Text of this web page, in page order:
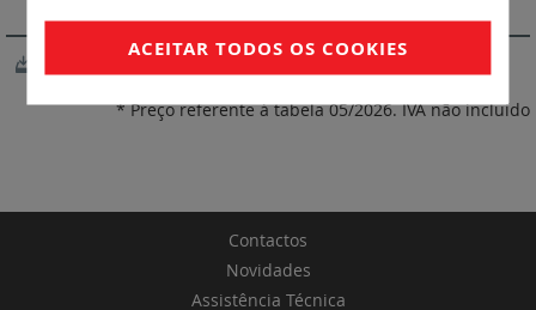
* Preço referente à tabela 05/2026. IVA não incluído
Contactos
Novidades
Assistência Técnica
ACEITAR TODOS OS COOKIES